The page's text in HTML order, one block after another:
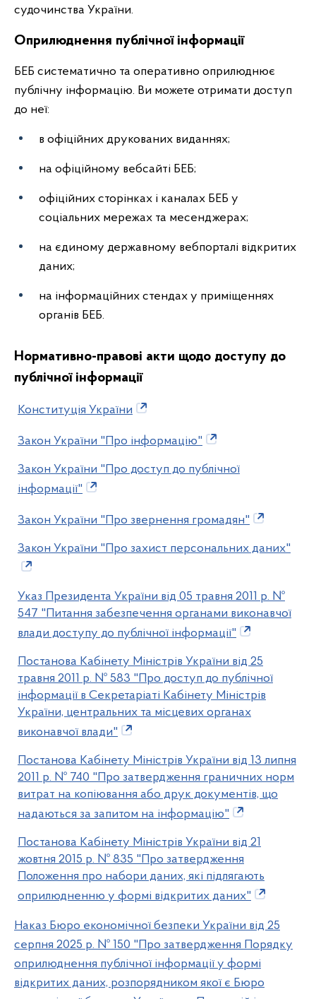
судочинства України.
Оприлюднення публічної інформації
БЕБ систематично та оперативно оприлюднює
публічну інформацію. Ви можете отримати доступ
до неї:
в офіційних друкованих виданнях;
на офіційному вебсайті БЕБ;
офіційних сторінках і каналах БЕБ у
соціальних мережах та месенджерах;
на єдиному державному вебпорталі відкритих
даних;
на інформаційних стендах у приміщеннях
органів БЕБ.
Нормативно-правові акти щодо доступу до
публічної інформації
Конституція України
Закон України "Про інформацію"
Закон України "Про доступ до публічної
інформації"
Закон України "Про звернення громадян"
Закон України "Про захист персональних даних"
Указ Президента України від 05 травня 2011 р. №
547 "Питання забезпечення органами виконавчої
влади доступу до публічної інформації"
Постанова Кабінету Міністрів України від 25
травня 2011 р. № 583 "Про доступ до публічної
інформації в Секретаріаті Кабінету Міністрів
України, центральних та місцевих органах
виконавчої влади"
Постанова Кабінету Міністрів України від 13 липня
2011 р. № 740 "Про затвердження граничних норм
витрат на копіювання або друк документів, що
надаються за запитом на інформацію"
Постанова Кабінету Міністрів України від 21
жовтня 2015 р. № 835 "Про затвердження
Положення про набори даних, які підлягають
оприлюдненню у формі відкритих даних"
Наказ Бюро економічної безпеки України від 25
серпня 2025 р. № 150 "Про затвердження Порядку
оприлюднення публічної інформації у формі
відкритих даних, розпорядником якої є Бюро